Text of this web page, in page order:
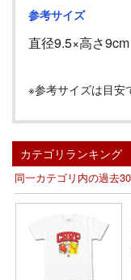
参考サイズ
直径9.5×高さ9cm
※参考サイズは目安
カテゴリランキング
同一カテゴリ内の過去